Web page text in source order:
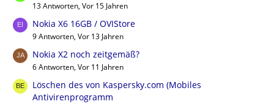
13 Antworten, Vor 15 Jahren
Nokia X6 16GB / OVIStore
9 Antworten, Vor 13 Jahren
Nokia X2 noch zeitgemäß?
6 Antworten, Vor 11 Jahren
Löschen des von Kaspersky.com (Mobiles
Antivirenprogramm